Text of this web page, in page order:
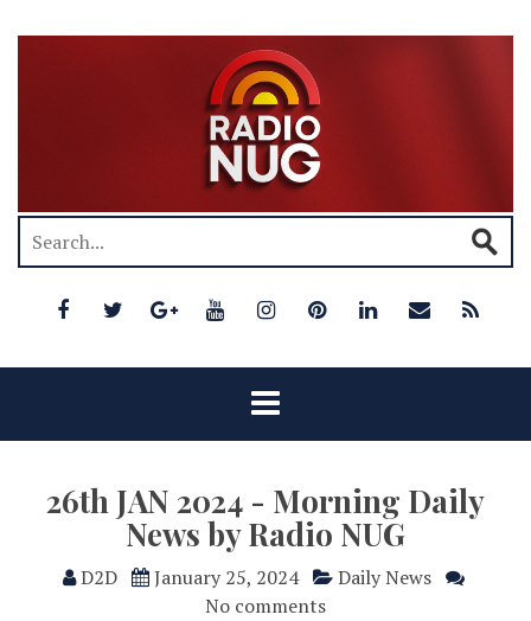
26th JAN 2024 - Morning Daily
News by Radio NUG
D2D January 25, 2024
Daily News
No comments